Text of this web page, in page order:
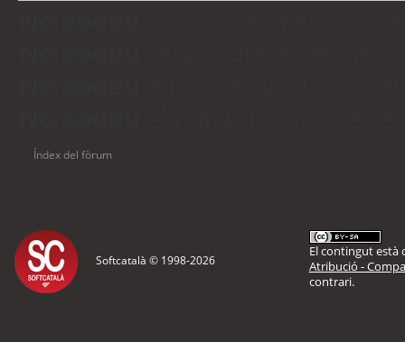
Índex del fòrum
Softcatalà © 1998-2026
El contingut està
Atribució -
contrari.